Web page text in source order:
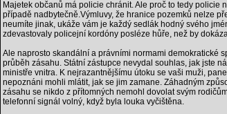
Majetek občanů má policie chránit. Ale proč to tedy policie
případě nadbytečně.Výmluvy, že hranice pozemků nelze
neumíte jinak, ukáže vám je každý sedlák hodný svého
zdevastovaly policejní kordóny posléze hůře, než by
Ale naprosto skandální a právními normami demokratické
průběh zásahu. Státní zástupce nevydal souhlas, jak jste
ministře vnitra. K nejrazantnějšímu útoku se vaši muži,
nepoznáni mohli mlátit, jak se jim zamane. Záhadným
zásahu se nikdo z přítomných nemohl dovolat svým
telefonní signál volný, když byla louka vyčištěna.